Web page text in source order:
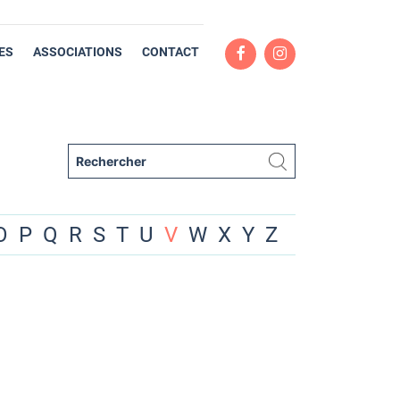
ASSOCIATIONS CONTACT
P Q R S T U V W X Y Z